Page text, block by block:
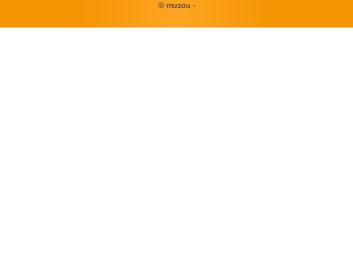
© musou -